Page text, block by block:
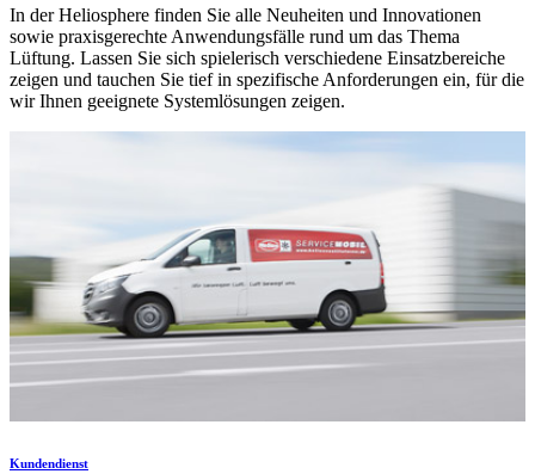
In der Heliosphere finden Sie alle Neuheiten und Innovationen
sowie praxisgerechte Anwendungsfälle rund um das Thema
Lüftung. Lassen Sie sich spielerisch verschiedene Einsatzbereiche
zeigen und tauchen Sie tief in spezifische Anforderungen ein, für die
wir Ihnen geeignete Systemlösungen zeigen.
Kundendienst